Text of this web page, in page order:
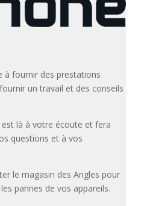
à fournir des prestations
un travail et des conseils
là à votre écoute et fera
questions et à vos
le magasin des Angles pour
pannes de vos appareils.